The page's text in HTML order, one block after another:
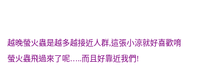
越晚螢火蟲是越多越接近人群,這張小涼就好喜歡唷
螢火蟲飛過來了呢…..而且好靠近我們!